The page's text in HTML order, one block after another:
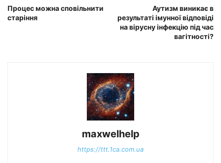
Процес можна сповільнити
старіння
Аутизм виникає в
результаті імунної відповіді
на вірусну інфекцію під час
вагітності?
maxwelhelp
https://ttt.1ca.com.ua